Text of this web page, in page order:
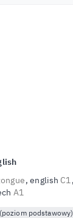
english C1
A1
podstawowy)